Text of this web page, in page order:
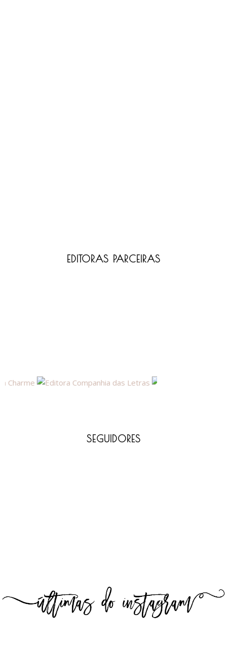
EDITORAS PARCEIRAS
SEGUIDORES